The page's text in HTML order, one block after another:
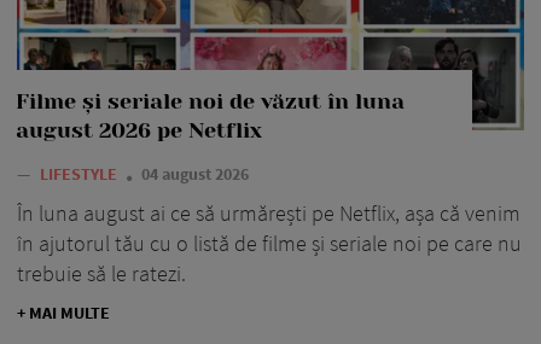
Filme și seriale noi de văzut în luna
august 2026 pe Netflix
— LIFESTYLE 04 august 2026
În luna august ai ce să urmărești pe Netflix, așa că venim
în ajutorul tău cu o listă de filme și seriale noi pe care nu
trebuie să le ratezi.
+ MAI MULTE